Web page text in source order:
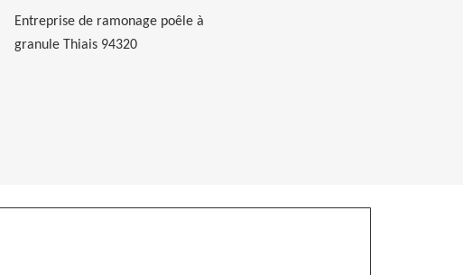
Entreprise de ramonage poêle à
granule Thiais 94320